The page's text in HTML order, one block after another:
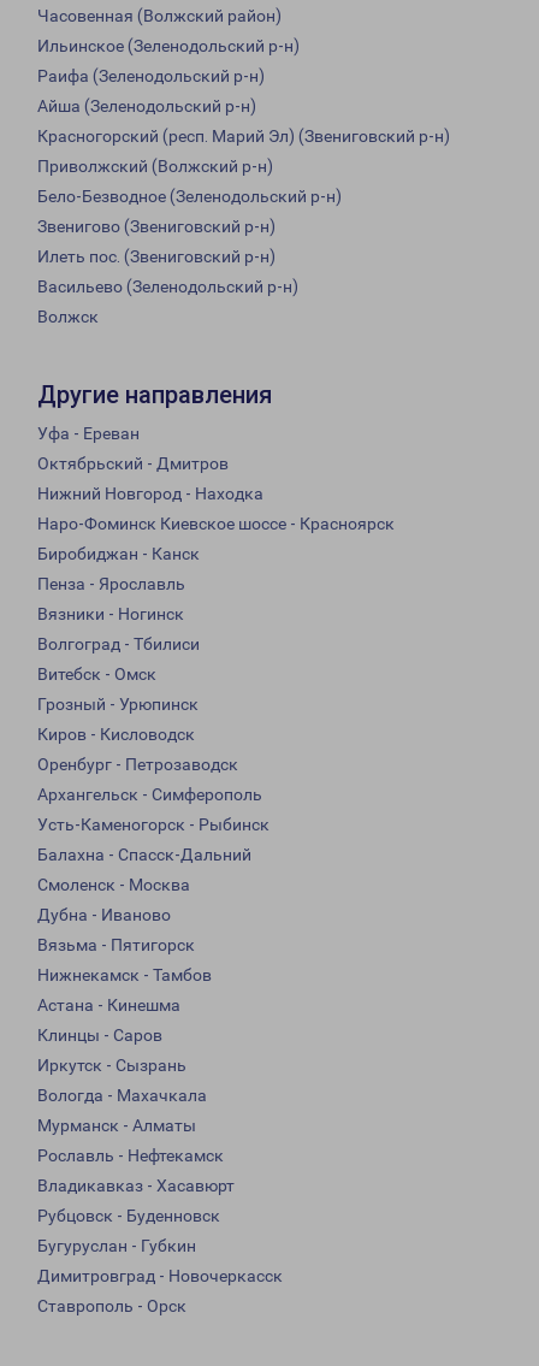
Часовенная (Волжский район)
Ильинское (Зеленодольский р-н)
Раифа (Зеленодольский р-н)
Айша (Зеленодольский р-н)
Красногорский (респ. Марий Эл) (Звениговский р-н)
Приволжский (Волжский р-н)
Бело-Безводное (Зеленодольский р-н)
Звенигово (Звениговский р-н)
Илеть пос. (Звениговский р-н)
Васильево (Зеленодольский р-н)
Волжск
Другие направления
Уфа - Ереван
Октябрьский - Дмитров
Нижний Новгород - Находка
Наро-Фоминск Киевское шоссе - Красноярск
Биробиджан - Канск
Пенза - Ярославль
Вязники - Ногинск
Волгоград - Тбилиси
Витебск - Омск
Грозный - Урюпинск
Киров - Кисловодск
Оренбург - Петрозаводск
Архангельск - Симферополь
Усть-Каменогорск - Рыбинск
Балахна - Спасск-Дальний
Смоленск - Москва
Дубна - Иваново
Вязьма - Пятигорск
Нижнекамск - Тамбов
Астана - Кинешма
Клинцы - Саров
Иркутск - Сызрань
Вологда - Махачкала
Мурманск - Алматы
Рославль - Нефтекамск
Владикавказ - Хасавюрт
Рубцовск - Буденновск
Бугуруслан - Губкин
Димитровград - Новочеркасск
Ставрополь - Орск